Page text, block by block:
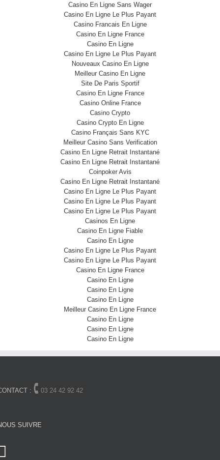
Casino En Ligne Sans Wager
Casino En Ligne Le Plus Payant
Casino Francais En Ligne
Casino En Ligne France
Casino En Ligne
Casino En Ligne Le Plus Payant
Nouveaux Casino En Ligne
Meilleur Casino En Ligne
Site De Paris Sportif
Casino En Ligne France
Casino Online France
Casino Crypto
Casino Crypto En Ligne
Casino Français Sans KYC
Meilleur Casino Sans Verification
Casino En Ligne Retrait Instantané
Casino En Ligne Retrait Instantané
Coinpoker Avis
Casino En Ligne Retrait Instantané
Casino En Ligne Le Plus Payant
Casino En Ligne Le Plus Payant
Casino En Ligne Le Plus Payant
Casinos En Ligne
Casino En Ligne Fiable
Casino En Ligne
Casino En Ligne Le Plus Payant
Casino En Ligne Le Plus Payant
Casino En Ligne France
Casino En Ligne
Casino En Ligne
Casino En Ligne
Meilleur Casino En Ligne France
Casino En Ligne
Casino En Ligne
Casino En Ligne
: 🕻 03 24 42 92 42
SUIVRE